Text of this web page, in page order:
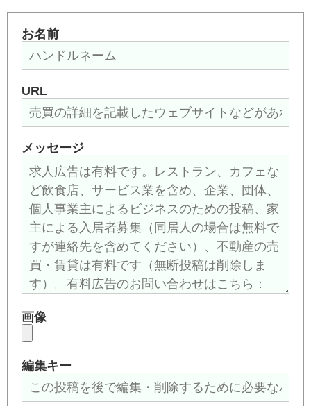
お名前
URL
メッセージ
画像
編集キー